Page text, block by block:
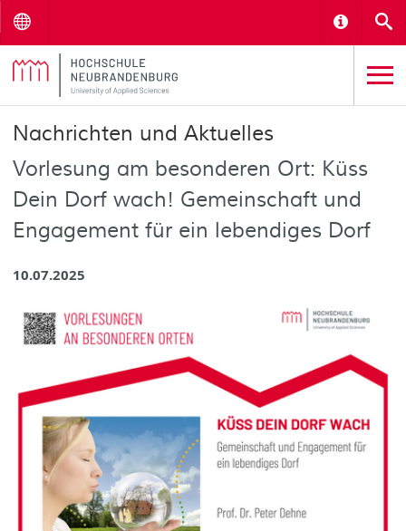
Nachrichten und Aktuelles
Vorlesung am besonderen Ort: Küss
Dein Dorf wach! Gemeinschaft und
Engagement für ein lebendiges Dorf
10.07.2025